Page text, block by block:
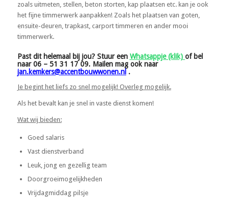
zoals uitmeten, stellen, beton storten, kap plaatsen etc. kan je ook
het fijne timmerwerk aanpakken! Zoals het plaatsen van goten,
ensuite-deuren, trapkast, carport timmeren en ander mooi
timmerwerk.
Past dit helemaal bij jou? Stuur een Whatsappje (klik) of bel
naar 06 – 51 31 17 09. Mailen mag ook naar
jan.kemkers@accentbouwwonen.nl .
Je begint het liefs zo snel mogelijk! Overleg mogelijk.
Als het bevalt kan je snel in vaste dienst komen!
Wat wij bieden:
Goed salaris
Vast dienstverband
Leuk, jong en gezellig team
Doorgroeimogelijkheden
Vrijdagmiddag pilsje